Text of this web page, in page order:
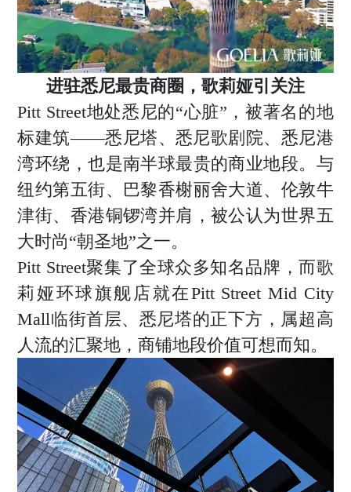
进驻悉尼最贵商圈，歌莉娅引关注
Pitt Street地处悉尼的“心脏”，被著名的地
标建筑——悉尼塔、悉尼歌剧院、悉尼港
湾环绕，也是南半球最贵的商业地段。与
纽约第五街、巴黎香榭丽舍大道、伦敦牛
津街、香港铜锣湾并肩，被公认为世界五
大时尚“朝圣地”之一。
Pitt Street聚集了全球众多知名品牌，而歌
莉娅环球旗舰店就在Pitt Street Mid City
Mall临街首层、悉尼塔的正下方，属超高
人流的汇聚地，商铺地段价值可想而知。